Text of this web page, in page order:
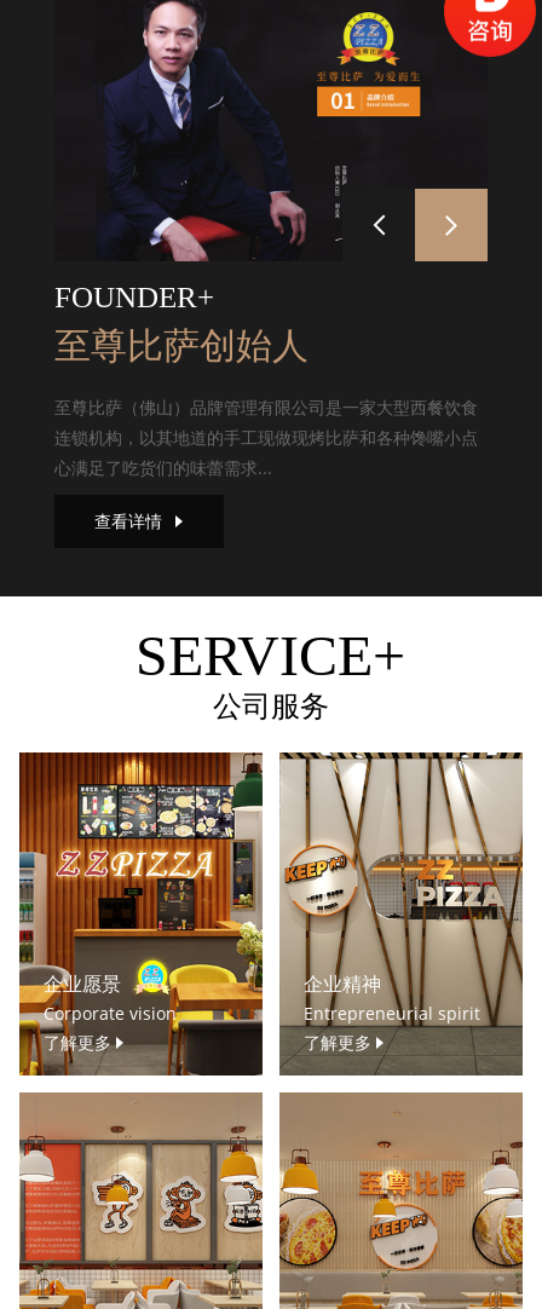
FOUNDER+
至尊比萨创始人
至尊比萨（佛山）品牌管理有限公司是一家大型西餐饮食
连锁机构，以其地道的手工现做现烤比萨和各种馋嘴小点
心满足了吃货们的味蕾需求...
查看详情
SERVICE+
公司服务
企业愿景
Corporate vision
了解更多
企业精神
Entrepreneurial spirit
了解更多